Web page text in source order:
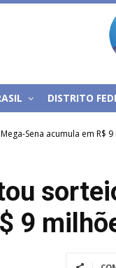
DISTRITO
Sena acumula em R$
9